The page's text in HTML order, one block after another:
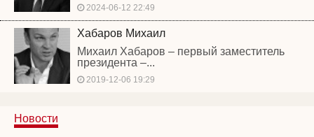
2024-06-12 22:49
Хабаров Михаил
Михаил Хабаров – первый заместитель
президента –...
2019-12-06 19:29
Новости